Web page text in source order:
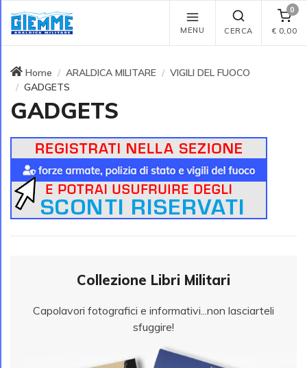
MENU CERCA
0
€ 0,00
Home ARALDICA MILITARE
VIGILI DEL FUOCO
GADGETS
GADGETS
Collezione Libri Militari
Capolavori fotografici e informativi...non lasciarteli
sfuggire!